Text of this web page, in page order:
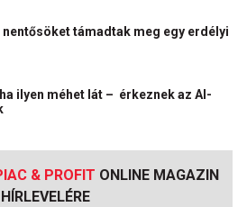
támadtak meg egy erdélyi
ilyen méhet lát – érkeznek az AI-
& PROFIT ONLINE MAGAZIN
HÍRLEVELÉRE